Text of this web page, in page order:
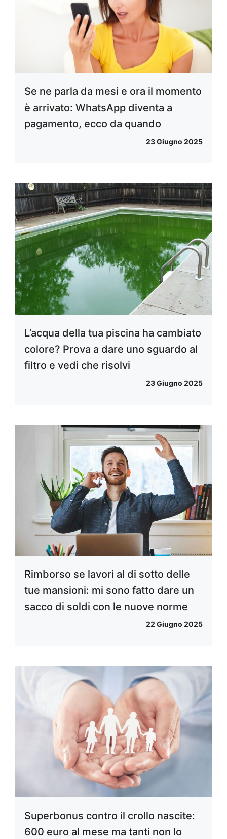
Se ne parla da mesi e ora il momento
è arrivato: WhatsApp diventa a
pagamento, ecco da quando
23 Giugno 2025
L’acqua della tua piscina ha cambiato
colore? Prova a dare uno sguardo al
filtro e vedi che risolvi
23 Giugno 2025
Rimborso se lavori al di sotto delle
tue mansioni: mi sono fatto dare un
sacco di soldi con le nuove norme
22 Giugno 2025
Superbonus contro il crollo nascite:
600 euro al mese ma tanti non lo